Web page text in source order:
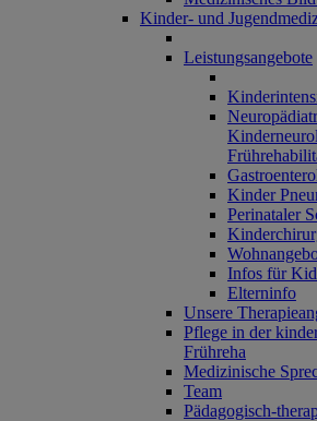
Kinder- und
Leistungsangebote
Kinder
Perinataler
Infos für
Elterninfo
Unsere
Pflege in der
Frühreha
Medizinische
Team
Pädagogisch-